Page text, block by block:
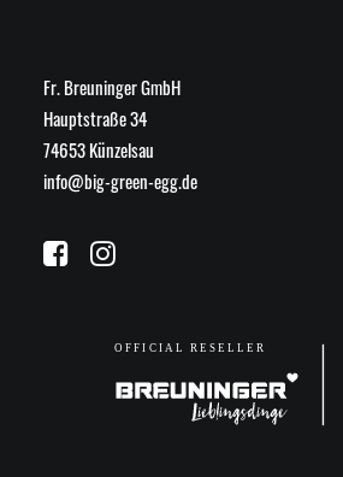
Fr. Breuninger GmbH
Hauptstraße 34
74653 Künzelsau
info@big-green-egg.de